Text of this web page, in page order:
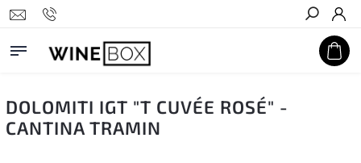
Hledat
DOLOMITI IGT "T CUVÉE ROSÉ" -
CANTINA TRAMIN